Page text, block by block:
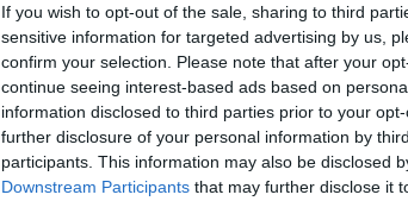
If you wish to opt-out of the sale, sharing to third
sensitive information for targeted advertising by us,
confirm your selection. Please note that after your
continue seeing interest-based ads based on
information disclosed to third parties prior to your
further disclosure of your personal information by
participants. This information may also be disclosed
Downstream Participants that may further disclose it